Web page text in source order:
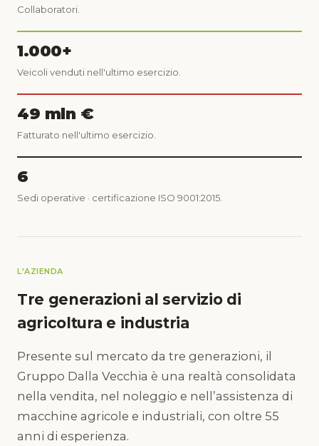
Collaboratori.
1.000+
Veicoli venduti nell'ultimo esercizio.
49 mln €
Fatturato nell'ultimo esercizio.
6
Sedi operative · certificazione ISO 9001:2015.
L'AZIENDA
Tre generazioni al servizio di
agricoltura e industria
Presente sul mercato da tre generazioni, il
Gruppo Dalla Vecchia è una realtà consolidata
nella vendita, nel noleggio e nell’assistenza di
macchine agricole e industriali, con oltre 55
anni di esperienza.